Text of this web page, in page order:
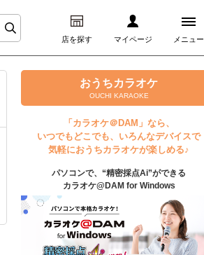
店を探す マイページ メニュー
ログイン
マイページ
プレミアムサービス
DAM★とも動画
DAM★とも録音
カラオケ＠DAM
おうちカラオケ
OUCHI KARAOKE
「カラオケ＠DAM」なら、
いつでもどこでも、いろんなデバイスで
気軽におうちカラオケが楽しめる♪
パソコンで、“精密採点Ai”ができる
カラオケ@DAM for Windows